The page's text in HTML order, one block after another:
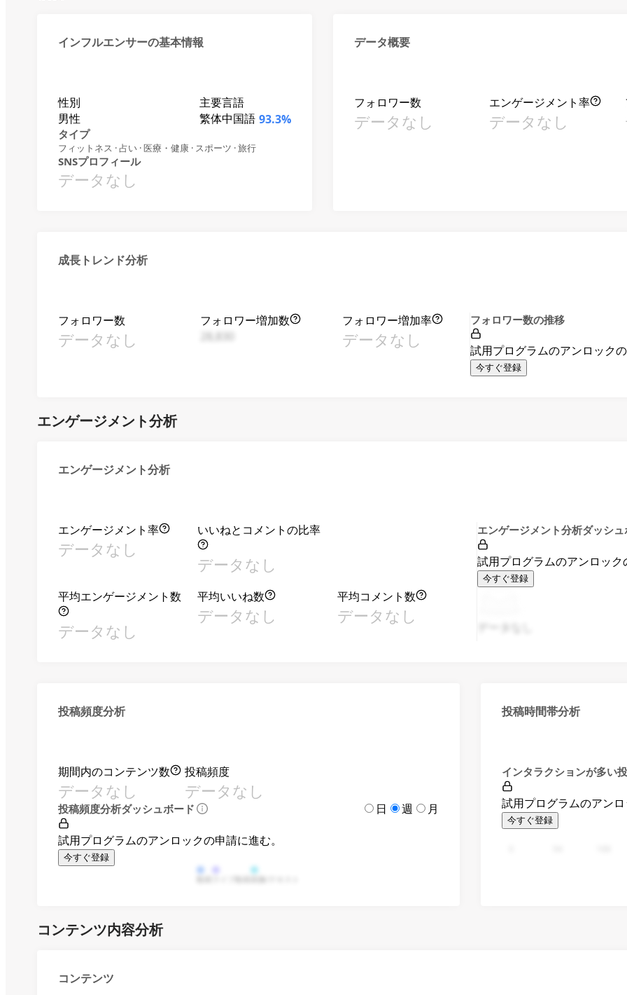
インフルエンサーの基本情報
性別
男性
主要言語
繁体中国語 93.3%
タイプ
フィットネス · 占い · 医療・健康 · スポーツ · 旅行
SNSプロフィール
データなし
データ概要
フォロワー数
データなし
エンゲージメント率
データなし
成長トレンド分析
フォロワー数
データなし
フォロワー増加数
フォロワー増加率
データなし
フォロワー数の推移
試用プログラムのアンロックの
今すぐ登録
エンゲージメント分析
エンゲージメント分析
エンゲージメント率
データなし
いいねとコメントの比率
データなし
平均エンゲージメント数
データなし
平均いいね数
データなし
平均コメント数
データなし
エンゲージメント分析ダッシュ
試用プログラムのアンロック
今すぐ登録
投稿頻度分析
期間内のコンテンツ数
データなし
投稿頻度
データなし
投稿頻度分析ダッシュボード 日 週 月
試用プログラムのアンロックの申請に進む。
今すぐ登録
投稿時間帯分析
インタラクションが多い
試用プログラムのアンロ
今すぐ登録
コンテンツ内容分析
コンテンツ